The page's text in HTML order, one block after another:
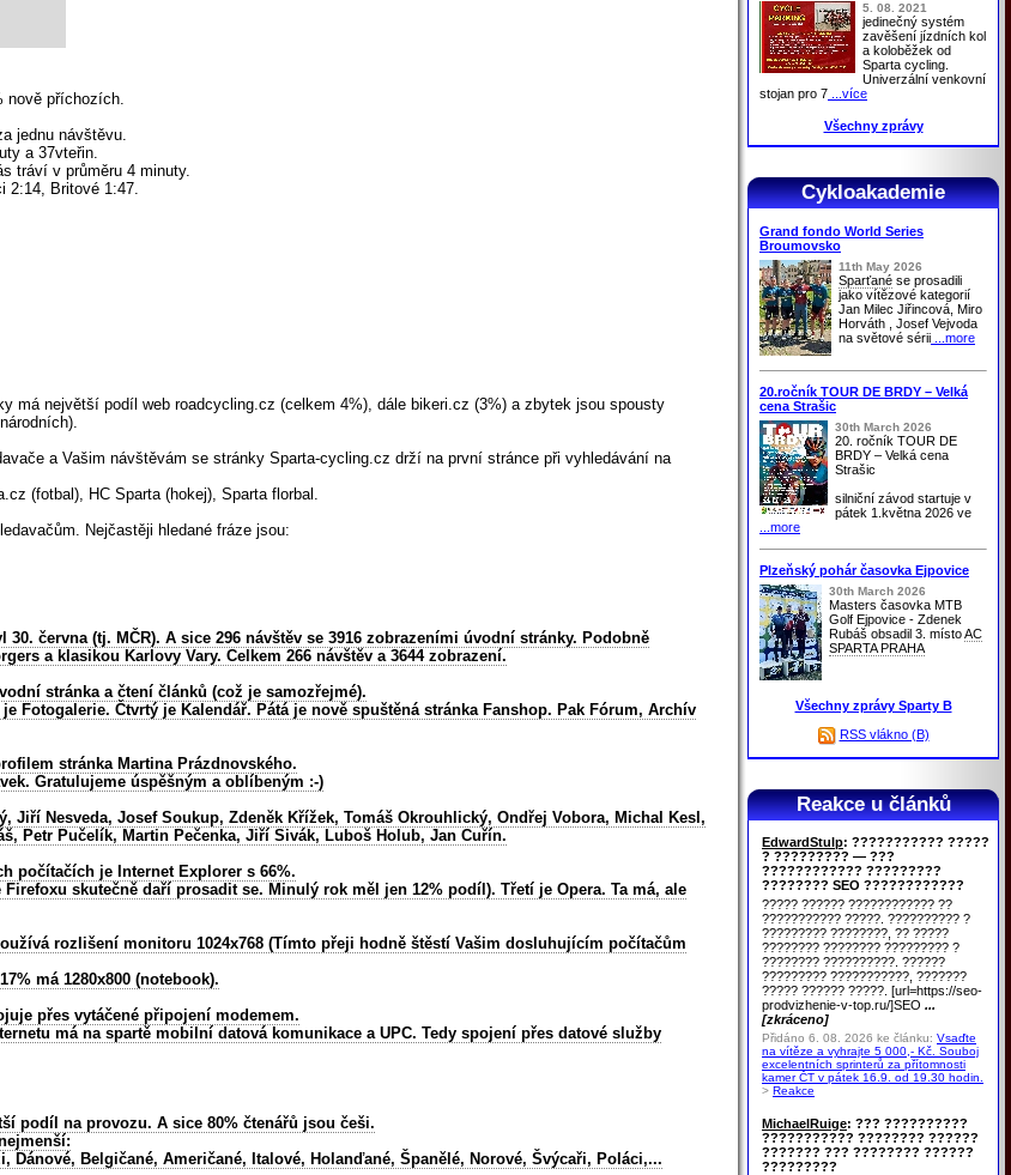
nově příchozích.
jednu návštěvu.
a 37vteřin.
tráví v průměru 4 minuty.
2:14, Britové 1:47.
má největší podíl web roadcycling.cz (celkem 4%), dále bikeri.cz (3%) a zbytek jsou spousty
a Vašim návštěvám se stránky Sparta-cycling.cz drží na první stránce při vyhledávání na
(fotbal), HC Sparta (hokej), Sparta florbal.
Nejčastěji hledané fráze jsou:
30. června (tj. MČR). A sice 296 návštěv se 3916 zobrazeními úvodní stránky. Podobně
a klasikou Karlovy Vary. Celkem 266 návštěv a 3644 zobrazení.
stránka a čtení článků (což je samozřejmé).
Fotogalerie. Čtvrtý je Kalendář. Pátá je nově spuštěná stránka Fanshop. Pak Fórum, Archív
stránka Martina Prázdnovského.
Gratulujeme úspěšným a oblíbeným :-)
Jiří Nesveda, Josef Soukup, Zdeněk Křížek, Tomáš Okrouhlický, Ondřej Vobora, Michal Kesl,
Petr Pučelík, Martin Pečenka, Jiří Sivák, Luboš Holub, Jan Cuřín.
počítačích je Internet Explorer s 66%.
skutečně daří prosadit se. Minulý rok měl jen 12% podíl). Třetí je Opera. Ta má, ale
rozlišení monitoru 1024x768 (Tímto přeji hodně štěstí Vašim dosluhujícím počítačům
má 1280x800 (notebook).
přes vytáčené připojení modemem.
má na spartě mobilní datová komunikace a UPC. Tedy spojení přes datové služby
podíl na provozu. A sice 80% čtenářů jsou češi.
Dánové, Belgičané, Američané, Italové, Holanďané, Španělé, Norové, Švýcaři, Poláci,...
5. 08. 2021
jedinečný systém
zavěšení jízdních kol
a koloběžek od
Sparta cycling.
Univerzální venkovní
stojan pro 7 ...více
Všechny zprávy
Cykloakademie
Grand fondo World Series
Broumovsko
11th May 2026
Sparťané se prosadili
jako vítězové kategorií
Jan Milec Jiřincová, Miro
Horváth , Josef Vejvoda
na světové sérii ...more
20.ročník TOUR DE BRDY – Velká
cena Strašic
30th March 2026
20. ročník TOUR DE
BRDY – Velká cena
Strašic
silniční závod startuje v
pátek 1.května 2026 ve
...more
Plzeňský pohár časovka Ejpovice
30th March 2026
Masters časovka MTB
Golf Ejpovice - Zdenek
Rubáš obsadil 3. místoAC
SPARTA PRAHA
Všechny zprávy Sparty B
RSS vlákno (B)
Reakce u článků
EdwardStulp: ??????????? ?????
? ????????? — ???
???????????? ?????????
???????? SEO ????????????
????? ?????? ???????????? ??
??????????? ?????. ?????????? ?
????????? ????????, ?? ?????
???????? ???????? ????????? ?
???????? ??????????. ??????
????????? ???????????, ???????
????? ?????? ?????. [url=https://seo-
prodvizhenie-v-top.ru/]SEO ...
[zkráceno]
Přidáno 6. 08. 2026 ke článku: Vsaďte
na vítěze a vyhrajte 5 000,- Kč. Souboj
excelentních sprinterů za přítomnosti
kamer ČT v pátek 16.9. od 19.30 hodin.
> Reakce
MichaelRuige: ??? ??????????
??????????? ???????? ??????
??????? ??? ???????? ??????
?????????